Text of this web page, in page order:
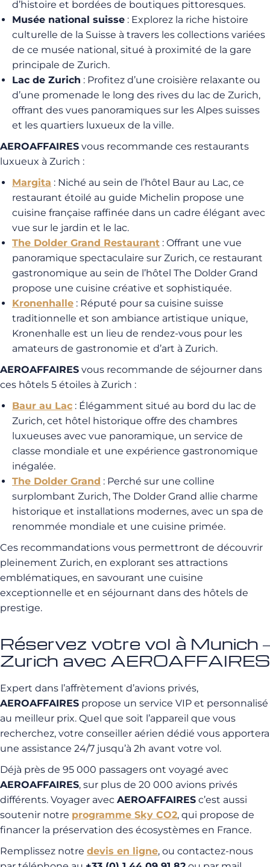
d’histoire et bordées de boutiques pittoresques.
Musée national suisse : Explorez la riche histoire
culturelle de la Suisse à travers les collections variées
de ce musée national, situé à proximité de la gare
principale de Zurich.
Lac de Zurich : Profitez d’une croisière relaxante ou
d’une promenade le long des rives du lac de Zurich,
offrant des vues panoramiques sur les Alpes suisses
et les quartiers luxueux de la ville.
AEROAFFAIRES vous recommande ces restaurants
luxueux à Zurich :
Margita : Niché au sein de l’hôtel Baur au Lac, ce
restaurant étoilé au guide Michelin propose une
cuisine française raffinée dans un cadre élégant avec
vue sur le jardin et le lac.
The Dolder Grand Restaurant : Offrant une vue
panoramique spectaculaire sur Zurich, ce restaurant
gastronomique au sein de l’hôtel The Dolder Grand
propose une cuisine créative et sophistiquée.
Kronenhalle : Réputé pour sa cuisine suisse
traditionnelle et son ambiance artistique unique,
Kronenhalle est un lieu de rendez-vous pour les
amateurs de gastronomie et d’art à Zurich.
AEROAFFAIRES vous recommande de séjourner dans
ces hôtels 5 étoiles à Zurich :
Baur au Lac : Élégamment situé au bord du lac de
Zurich, cet hôtel historique offre des chambres
luxueuses avec vue panoramique, un service de
classe mondiale et une expérience gastronomique
inégalée.
The Dolder Grand : Perché sur une colline
surplombant Zurich, The Dolder Grand allie charme
historique et installations modernes, avec un spa de
renommée mondiale et une cuisine primée.
Ces recommandations vous permettront de découvrir
pleinement Zurich, en explorant ses attractions
emblématiques, en savourant une cuisine
exceptionnelle et en séjournant dans des hôtels de
prestige.
Réservez votre vol à Munich –
Zurich avec AEROAFFAIRES
Expert dans l’affrètement d’avions privés,
AEROAFFAIRES propose un service VIP et personnalisé
au meilleur prix. Quel que soit l’appareil que vous
recherchez, votre conseiller aérien dédié vous apportera
une assistance 24/7 jusqu’à 2h avant votre vol.
Déjà près de 95 000 passagers ont voyagé avec
AEROAFFAIRES, sur plus de 20 000 avions privés
différents. Voyager avec AEROAFFAIRES c’est aussi
soutenir notre programme Sky CO2, qui propose de
financer la préservation des écosystèmes en France.
Remplissez notre devis en ligne, ou contactez-nous